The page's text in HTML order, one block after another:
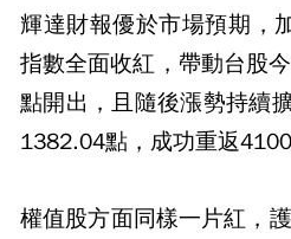
輝達財報優於市場預期，
指數全面收紅，帶動台股
點開出，且隨後漲勢持續
1382.04點，成功重返
權值股方面同樣一片紅，